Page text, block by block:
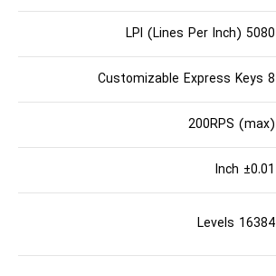
5080 LPI (Lines Per Inch)
8 Customizable Express Keys
200RPS (max)
±0.01 Inch
16384 Levels